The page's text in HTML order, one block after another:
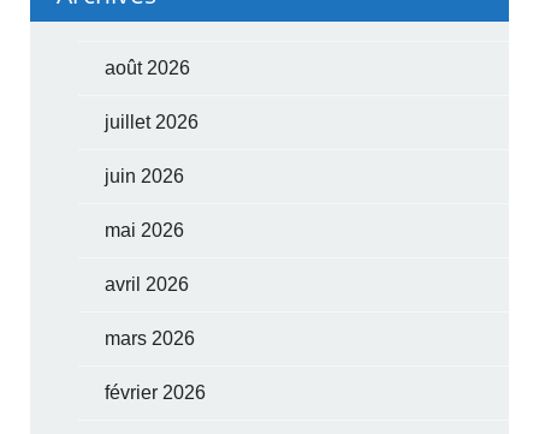
août 2026
juillet 2026
juin 2026
mai 2026
avril 2026
mars 2026
février 2026